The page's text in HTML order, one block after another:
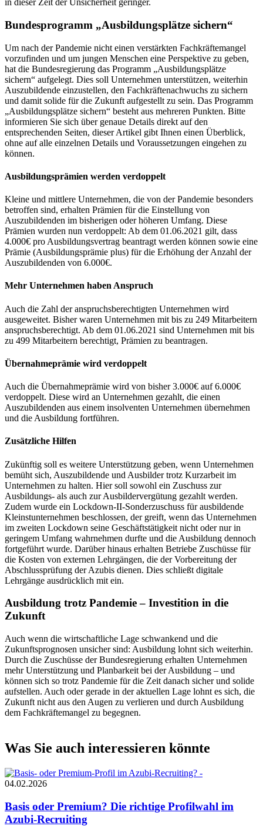
in dieser Zeit der Unsicherheit geringer.
Bundesprogramm „Ausbildungsplätze sichern“
Um nach der Pandemie nicht einen verstärkten Fachkräftemangel
vorzufinden und um jungen Menschen eine Perspektive zu geben,
hat die Bundesregierung das Programm „Ausbildungsplätze
sichern“ aufgelegt. Dies soll Unternehmen unterstützen, weiterhin
Auszubildende einzustellen, den Fachkräftenachwuchs zu sichern
und damit solide für die Zukunft aufgestellt zu sein. Das Programm
„Ausbildungsplätze sichern“ besteht aus mehreren Punkten. Bitte
informieren Sie sich über genaue Details direkt auf den
entsprechenden Seiten, dieser Artikel gibt Ihnen einen Überblick,
ohne auf alle einzelnen Details und Voraussetzungen eingehen zu
können.
Ausbildungsprämien werden verdoppelt
Kleine und mittlere Unternehmen, die von der Pandemie besonders
betroffen sind, erhalten Prämien für die Einstellung von
Auszubildenden im bisherigen oder höheren Umfang. Diese
Prämien wurden nun verdoppelt: Ab dem 01.06.2021 gilt, dass
4.000€ pro Ausbildungsvertrag beantragt werden können sowie eine
Prämie (Ausbildungsprämie plus) für die Erhöhung der Anzahl der
Auszubildenden von 6.000€.
Mehr Unternehmen haben Anspruch
Auch die Zahl der anspruchsberechtigten Unternehmen wird
ausgeweitet. Bisher waren Unternehmen mit bis zu 249 Mitarbeitern
anspruchsberechtigt. Ab dem 01.06.2021 sind Unternehmen mit bis
zu 499 Mitarbeitern berechtigt, Prämien zu beantragen.
Übernahmeprämie wird verdoppelt
Auch die Übernahmeprämie wird von bisher 3.000€ auf 6.000€
verdoppelt. Diese wird an Unternehmen gezahlt, die einen
Auszubildenden aus einem insolventen Unternehmen übernehmen
und die Ausbildung fortführen.
Zusätzliche Hilfen
Zukünftig soll es weitere Unterstützung geben, wenn Unternehmen
bemüht sich, Auszubildende und Ausbilder trotz Kurzarbeit im
Unternehmen zu halten. Hier soll sowohl ein Zuschuss zur
Ausbildungs- als auch zur Ausbildervergütung gezahlt werden.
Zudem wurde ein Lockdown-II-Sonderzuschuss für ausbildende
Kleinstunternehmen beschlossen, der greift, wenn das Unternehmen
im zweiten Lockdown seine Geschäftstätigkeit nicht oder nur in
geringem Umfang wahrnehmen durfte und die Ausbildung dennoch
fortgeführt wurde. Darüber hinaus erhalten Betriebe Zuschüsse für
die Kosten von externen Lehrgängen, die der Vorbereitung der
Abschlussprüfung der Azubis dienen. Dies schließt digitale
Lehrgänge ausdrücklich mit ein.
Ausbildung trotz Pandemie – Investition in die
Zukunft
Auch wenn die wirtschaftliche Lage schwankend und die
Zukunftsprognosen unsicher sind: Ausbildung lohnt sich weiterhin.
Durch die Zuschüsse der Bundesregierung erhalten Unternehmen
mehr Unterstützung und Planbarkeit bei der Ausbildung – und
können sich so trotz Pandemie für die Zeit danach sicher und solide
aufstellen. Auch oder gerade in der aktuellen Lage lohnt es sich, die
Zukunft nicht aus den Augen zu verlieren und durch Ausbildung
dem Fachkräftemangel zu begegnen.
Was Sie auch interessieren könnte
04.02.2026
Basis oder Premium? Die richtige Profilwahl im
Azubi-Recruiting